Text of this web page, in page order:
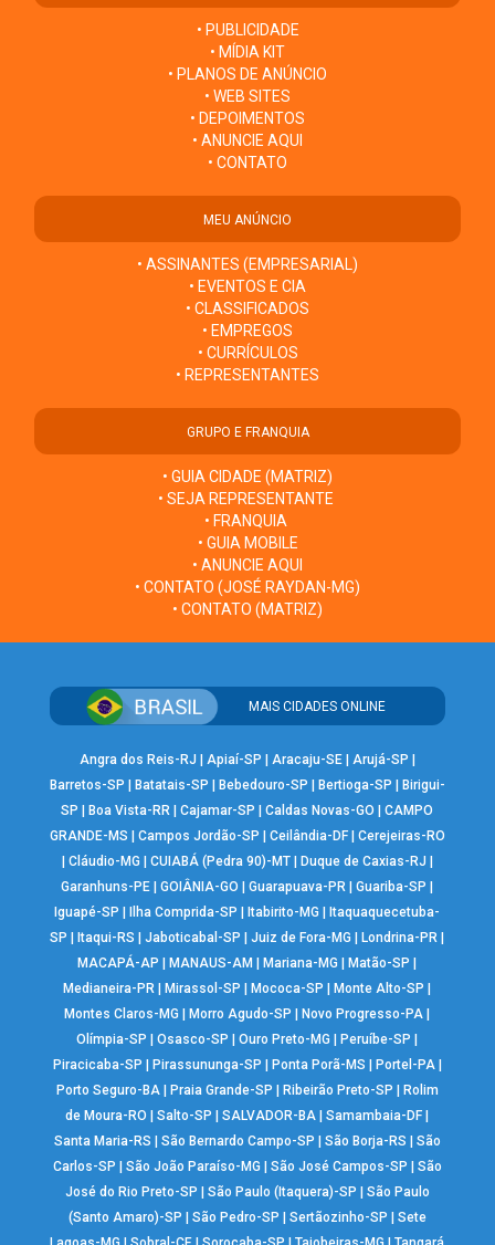
• PUBLICIDADE
• MÍDIA KIT
• PLANOS DE ANÚNCIO
• WEB SITES
• DEPOIMENTOS
• ANUNCIE AQUI
• CONTATO
MEU ANÚNCIO
• ASSINANTES (EMPRESARIAL)
• EVENTOS E CIA
• CLASSIFICADOS
• EMPREGOS
• CURRÍCULOS
• REPRESENTANTES
GRUPO E FRANQUIA
• GUIA CIDADE (MATRIZ)
• SEJA REPRESENTANTE
• FRANQUIA
• GUIA MOBILE
• ANUNCIE AQUI
• CONTATO (JOSÉ RAYDAN-MG)
• CONTATO (MATRIZ)
MAIS CIDADES ONLINE
Angra dos Reis-RJ | Apiaí-SP | Aracaju-SE| Arujá-SP |
Barretos-SP | Batatais-SP | Bebedouro-SP | Bertioga-SP | Birigui-
SP |Boa Vista-RR |Cajamar-SP |Caldas Novas-GO |CAMPO
GRANDE-MS | Campos Jordão-SP | Ceilândia-DF| Cerejeiras-RO
| Cláudio-MG | CUIABÁ (Pedra 90)-MT| Duque de Caxias-RJ |
Garanhuns-PE |GOIÂNIA-GO |Guarapuava-PR |Guariba-SP |
Iguapé-SP |Ilha Comprida-SP |Itabirito-MG |Itaquaquecetuba-
SP |Itaqui-RS |Jaboticabal-SP |Juiz de Fora-MG |Londrina-PR |
MACAPÁ-AP |MANAUS-AM |Mariana-MG |Matão-SP |
Medianeira-PR |Mirassol-SP |Mococa-SP |Monte Alto-SP |
Montes Claros-MG |Morro Agudo-SP |Novo Progresso-PA |
Olímpia-SP |Osasco-SP |Ouro Preto-MG |Peruíbe-SP |
Piracicaba-SP | Pirassununga-SP | Ponta Porã-MS | Portel-PA|
Porto Seguro-BA| Praia Grande-SP | Ribeirão Preto-SP | Rolim
de Moura-RO |Salto-SP |SALVADOR-BA |Samambaia-DF |
Santa Maria-RS | São Bernardo Campo-SP | São Borja-RS | São
Carlos-SP | São João Paraíso-MG | São José Campos-SP | São
José do Rio Preto-SP | São Paulo (Itaquera)-SP | São Paulo
(Santo Amaro)-SP | São Pedro-SP | Sertãozinho-SP | Sete